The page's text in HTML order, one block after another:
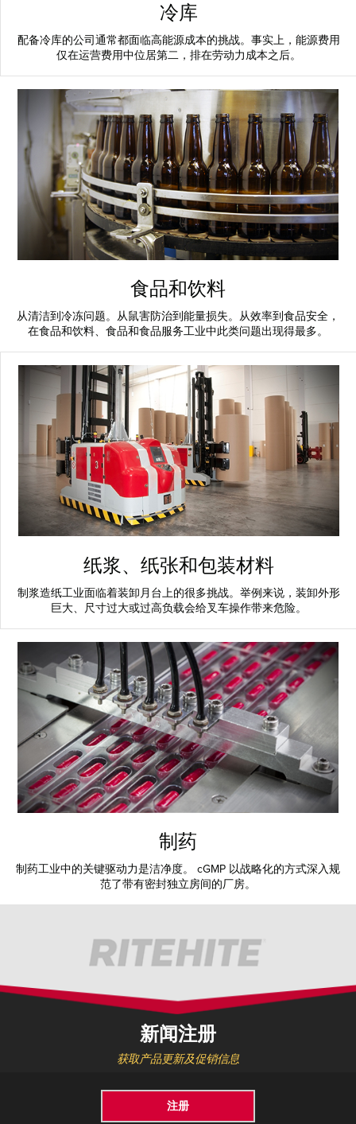
冷库
配备冷库的公司通常都面临高能源成本的挑战。事实上，能源费用
仅在运营费用中位居第二，排在劳动力成本之后。
食品和饮料
从清洁到冷冻问题。从鼠害防治到能量损失。从效率到食品安全，
在食品和饮料、食品和食品服务工业中此类问题出现得最多。
纸浆、纸张和包装材料
制浆造纸工业面临着装卸月台上的很多挑战。举例来说，装卸外形
巨大、尺寸过大或过高负载会给叉车操作带来危险。
制药
制药工业中的关键驱动力是洁净度。 cGMP 以战略化的方式深入规
范了带有密封独立房间的厂房。
新闻注册
获取产品更新及促销信息
注册